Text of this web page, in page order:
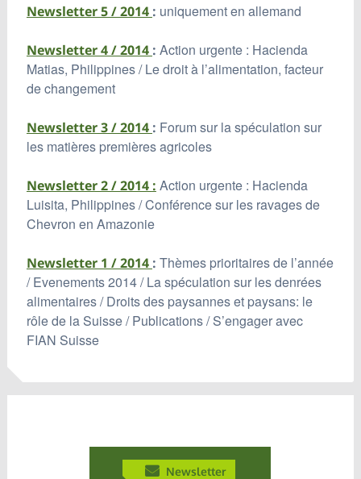
Newsletter 5 / 2014 : uniquement en allemand
Newsletter 4 / 2014 : Action urgente : Hacienda
Matias, Philippines / Le droit à l’alimentation, facteur
de changement
Newsletter 3 / 2014 : Forum sur la spéculation sur
les matières premières agricoles
Newsletter 2 / 2014 : Action urgente : Hacienda
Luisita, Philippines / Conférence sur les ravages de
Chevron en Amazonie
Newsletter 1 / 2014 : Thèmes prioritaires de l’année
/ Evenements 2014 / La spéculation sur les denrées
alimentaires / Droits des paysannes et paysans: le
rôle de la Suisse / Publications / S’engager avec
FIAN Suisse
Newsletter